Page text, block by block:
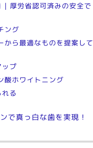
| 厚労省認可済みの安全で
ング
ら最適なものを提案して
プ
酸ホワイトニング
る
で真っ白な歯を実現！